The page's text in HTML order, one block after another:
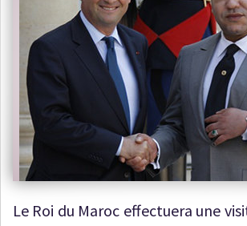
Le Roi du Maroc effectuera une